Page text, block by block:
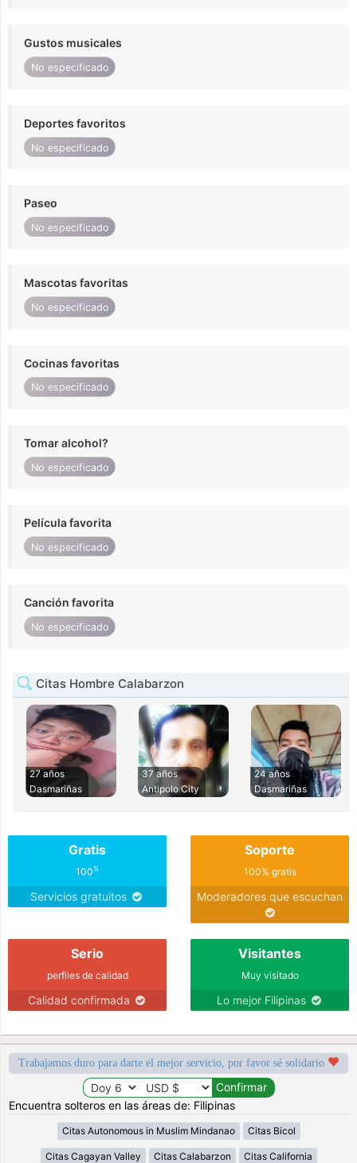
Gustos musicales
No especificado
Deportes favoritos
No especificado
Paseo
No especificado
Mascotas favoritas
No especificado
Cocinas favoritas
No especificado
Tomar alcohol?
No especificado
Película favorita
No especificado
Canción favorita
No especificado
Citas Hombre Calabarzon
27 años
Dasmariñas
37 años
Antipolo City
24 años
Dasmariñas
Gratis
100%
Servicios gratuitos
Soporte
100% gratis
Moderadores que escuchan
Serio
perfiles de calidad
Calidad confirmada
Visitantes
Muy visitado
Lo mejor Filipinas
Trabajamos duro para darte el mejor servicio, por favor sé solidario
Encuentra solteros en las áreas de: Filipinas
Citas Autonomous in Muslim Mindanao Citas Bicol
Citas Cagayan Valley Citas Calabarzon Citas California